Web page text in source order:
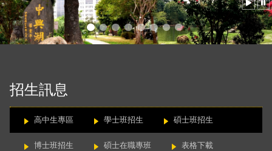
招生訊息
高中生專區 學士班招生 碩士班招生
博士班招生 碩士在職專班 表格下載